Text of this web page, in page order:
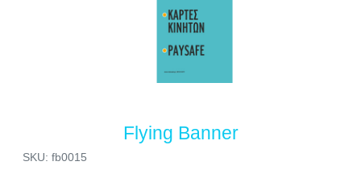
Flying Banner
SKU: fb0015